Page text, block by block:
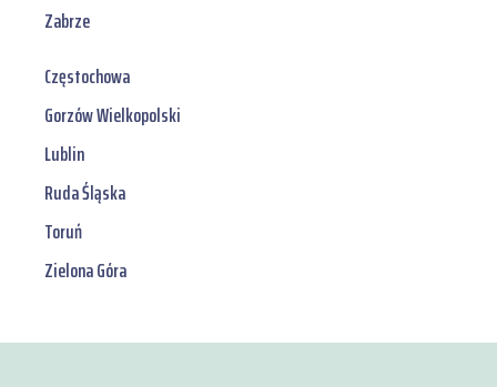
Zabrze
Częstochowa
Gorzów Wielkopolski
Lublin
Ruda Śląska
Toruń
Zielona Góra